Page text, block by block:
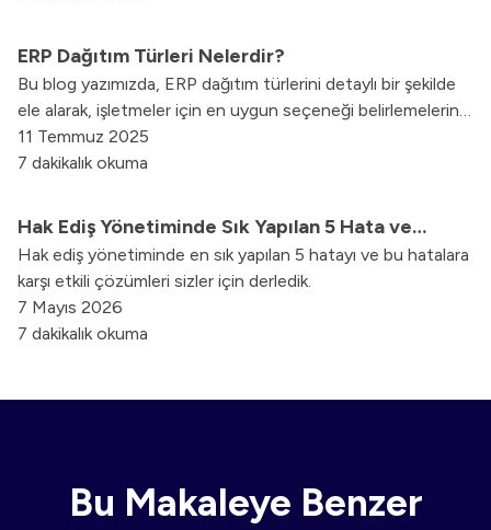
ERP Dağıtım Türleri Nelerdir?
Bu blog yazımızda, ERP dağıtım türlerini detaylı bir şekilde
ele alarak, işletmeler için en uygun seçeneği belirlemelerine
yardımcı olacağız.
11 Temmuz 2025
7 dakikalık okuma
Hak Ediş Yönetiminde Sık Yapılan 5 Hata ve
Çözümleri
Hak ediş yönetiminde en sık yapılan 5 hatayı ve bu hatalara
karşı etkili çözümleri sizler için derledik.
7 Mayıs 2026
7 dakikalık okuma
Bu Makaleye Benzer